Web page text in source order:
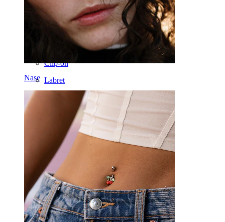
Nase
Ohr
Septum
14kt. Gold
Clip-on
Labret
Barbell
Rook
Daith
Hufeisen
Ring